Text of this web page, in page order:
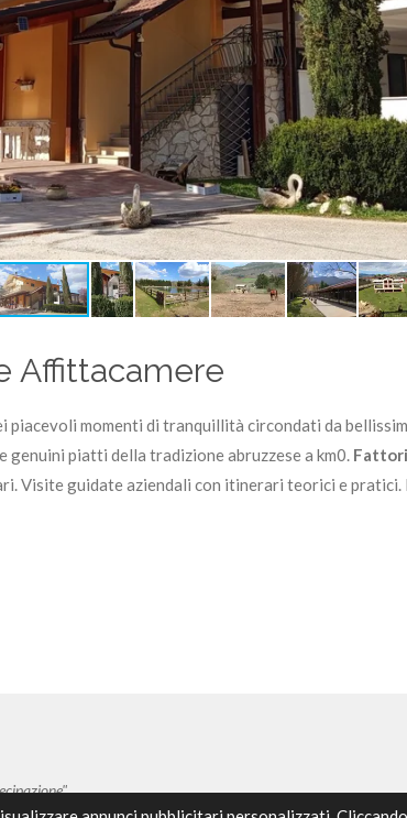
Affittacamere
piacevoli momenti di tranquillità circondati da
piatti della tradizione abruzzese a km0.
Visite guidate aziendali con itinerari teorici e